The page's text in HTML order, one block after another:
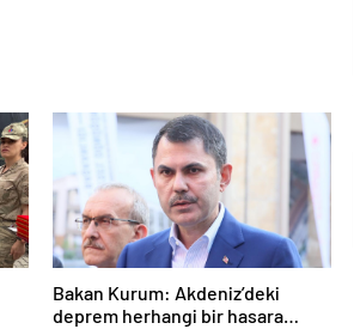
Bakan Kurum: Akdeniz’deki
deprem herhangi bir hasara